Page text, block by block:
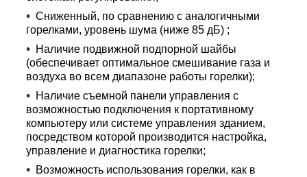
Сниженный, по сравнению с аналогичными
горелками, уровень шума (ниже 85 дБ) ;
Наличие подвижной подпорной шайбы
(обеспечивает оптимальное смешивание газа и
воздуха во всем диапазоне работы горелки);
Наличие съемной панели управления с
возможностью подключения к портативному
компьютеру или системе управления зданием,
посредством которой производится настройка,
управление и диагностика горелки;
Возможность использования горелки, как в